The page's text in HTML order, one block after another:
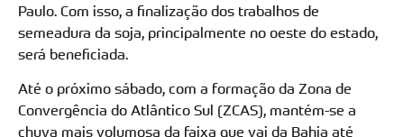
Paulo. Com isso, a finalização dos trabalhos de
semeadura da soja, principalmente no oeste do estado,
será beneficiada.
Até o próximo sábado, com a formação da Zona de
Convergência do Atlântico Sul (ZCAS), mantém-se a
chuva mais volumosa da faixa que vai da Bahia até